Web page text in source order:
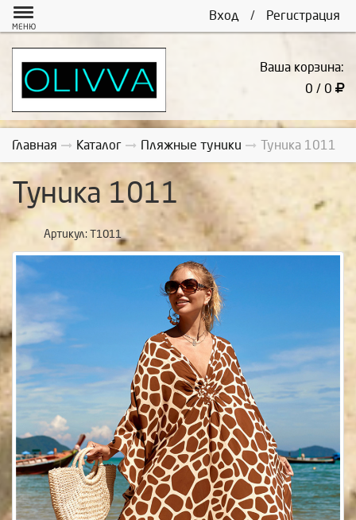
Вход / Регистрация
МЕНЮ
Ваша корзина:
0 / 0
Главная Каталог Пляжные туники Туника 1011
Туника 1011
Артикул: Т1011